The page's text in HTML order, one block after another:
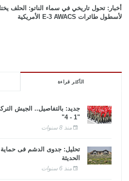
لأسطول طائرات E-3 AWACS الأمريكية
الأكثر قراءة
جديد: بالتفاصيل.. الجيش
"1 - 4"
منذ 8 سنوات
تحليل: جدوى الدشم فى حماية
الحديثة
منذ 6 سنوات